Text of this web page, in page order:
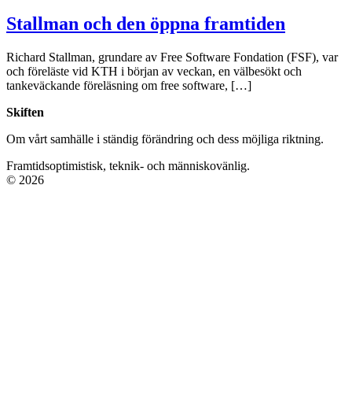
Stallman och den öppna framtiden
Richard Stallman, grundare av Free Software Fondation (FSF), var
och föreläste vid KTH i början av veckan, en välbesökt och
tankeväckande föreläsning om free software, […]
Skiften
Om vårt samhälle i ständig förändring och dess möjliga riktning.
Framtidsoptimistisk, teknik- och människovänlig.
© 2026